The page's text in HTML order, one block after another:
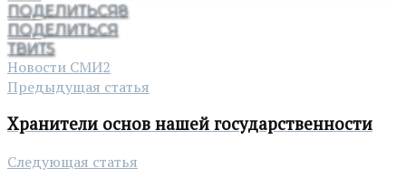
ПОДЕЛИТЬСЯ8
ПОДЕЛИТЬСЯ
ТВИТ5
Новости СМИ2
Предыдущая статья
Хранители основ нашей государственности
Следующая статья